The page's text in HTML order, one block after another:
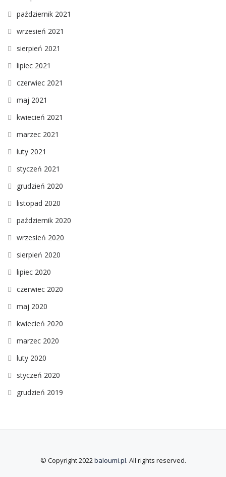
październik 2021
wrzesień 2021
sierpień 2021
lipiec 2021
czerwiec 2021
maj 2021
kwiecień 2021
marzec 2021
luty 2021
styczeń 2021
grudzień 2020
listopad 2020
październik 2020
wrzesień 2020
sierpień 2020
lipiec 2020
czerwiec 2020
maj 2020
kwiecień 2020
marzec 2020
luty 2020
styczeń 2020
grudzień 2019
© Copyright 2022baloumi.pl. All rights reserved.